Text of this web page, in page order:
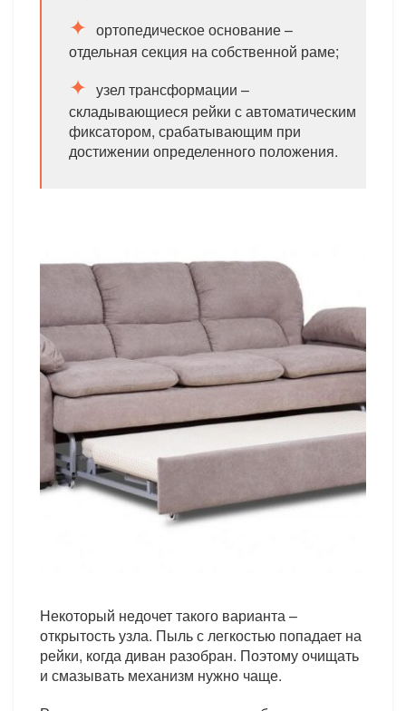
ортопедическое основание –
отдельная секция на собственной раме;
узел трансформации –
складывающиеся рейки с автоматическим
фиксатором, срабатывающим при
достижении определенного положения.
Некоторый недочет такого варианта –
открытость узла. Пыль с легкостью попадает на
рейки, когда диван разобран. Поэтому очищать
и смазывать механизм нужно чаще.